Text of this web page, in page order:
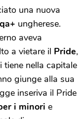
una nuova
ungherese.
aveva
a vietare il Pride,
tiene nella capitale
giunge alla sua
inseriva il Pride
i minori e